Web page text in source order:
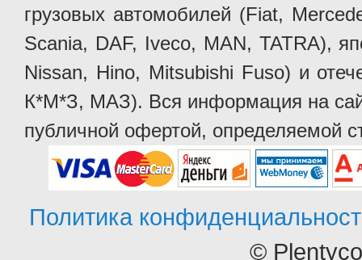
грузовых автомобилей (Fiat,
Scania, DAF, Iveco, MAN, TATRA),
Nissan, Hino, Mitsubishi Fuso) и
К*М*З, МАЗ). Вся информация на
публичной офертой, определяемой
Политика
©